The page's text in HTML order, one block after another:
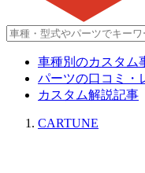
車種別のカスタム
パーツの口コミ・
カスタム解説記事
CARTUNE